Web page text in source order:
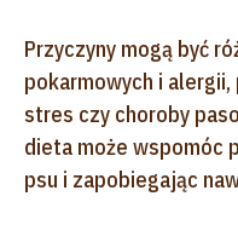
Przyczyny mogą być
pokarmowych i
stres czy choroby
dieta może wspomóc
psu i zapobiegając